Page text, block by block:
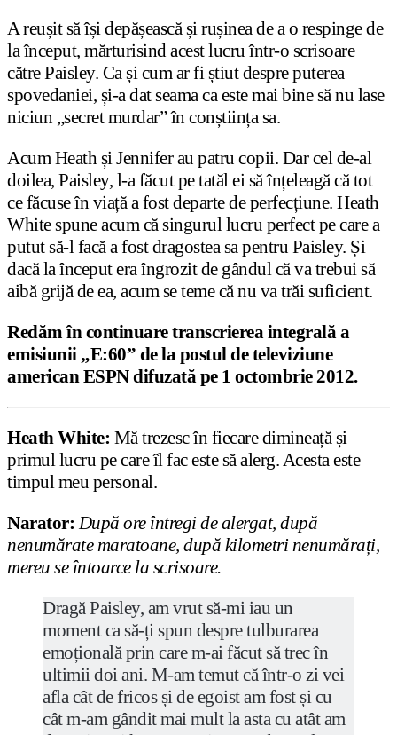
A reușit să își depășească și rușinea de a o respinge de
la început, mărturisind acest lucru într-o scrisoare
către Paisley. Ca și cum ar fi știut despre puterea
spovedaniei, și-a dat seama ca este mai bine să nu lase
niciun „secret murdar” în conștiința sa.
Acum Heath și Jennifer au patru copii. Dar cel de-al
doilea, Paisley, l-a făcut pe tatăl ei să înțeleagă că tot
ce făcuse în viață a fost departe de perfecțiune. Heath
White spune acum că singurul lucru perfect pe care a
putut să-l facă a fost dragostea sa pentru Paisley. Și
dacă la început era îngrozit de gândul că va trebui să
aibă grijă de ea, acum se teme că nu va trăi suficient.
Redăm în continuare transcrierea integrală a
emisiunii „E:60” de la postul de televiziune
american ESPN difuzată pe 1 octombrie 2012.
Heath White: Mă trezesc în fiecare dimineață și
primul lucru pe care îl fac este să alerg. Acesta este
timpul meu personal.
Narator:După ore întregi de alergat, după
nenumărate maratoane, după kilometri nenumărați,
mereu se întoarce la scrisoare.
Dragă Paisley, am vrut să-mi iau un
moment ca să-ți spun despre tulburarea
emoțională prin care m-ai făcut să trec în
ultimii doi ani. M-am temut că într-o zi vei
afla cât de fricos și de egoist am fost și cu
cât m-am gândit mai mult la asta cu atât am